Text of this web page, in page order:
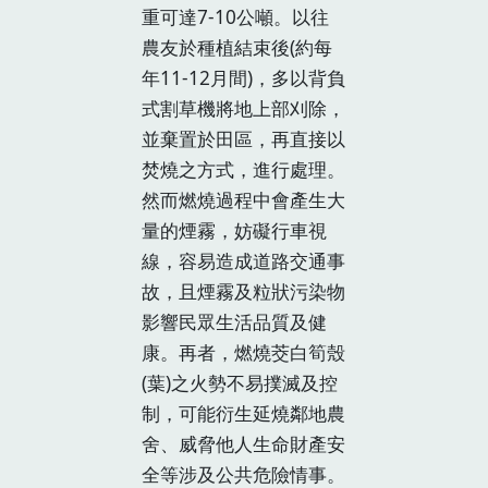
重可達7-10公噸。以往
農友於種植結束後(約每
年11-12月間)，多以背負
式割草機將地上部刈除，
並棄置於田區，再直接以
焚燒之方式，進行處理。
然而燃燒過程中會產生大
量的煙霧，妨礙行車視
線，容易造成道路交通事
故，且煙霧及粒狀污染物
影響民眾生活品質及健
康。再者，燃燒茭白筍殼
(葉)之火勢不易撲滅及控
制，可能衍生延燒鄰地農
舍、威脅他人生命財產安
全等涉及公共危險情事。